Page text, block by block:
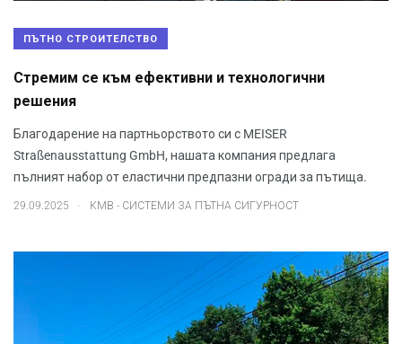
ПЪТНО СТРОИТЕЛСТВО
Стремим се към ефективни и технологични
решения
Благодарение на партньорството си с MEISER
Straßenausstattung GmbH, нашата компания предлага
пълният набор от еластични предпазни огради за пътища.
29.09.2025 КМВ - СИСТЕМИ ЗА ПЪТНА СИГУРНОСТ